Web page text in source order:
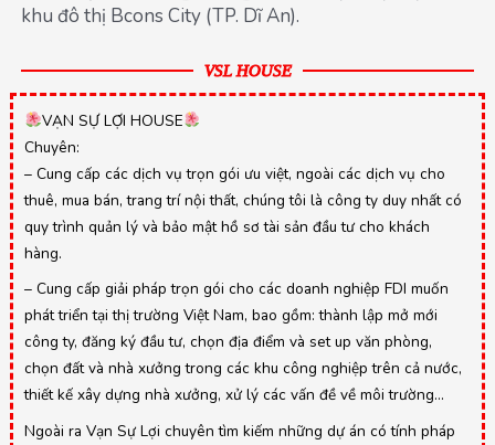
khu đô thị Bcons City (TP. Dĩ An).
VSL HOUSE
VẠN SỰ LỢI HOUSE
Chuyên:
– Cung cấp các dịch vụ trọn gói ưu việt, ngoài các dịch vụ cho
thuê, mua bán, trang trí nội thất, chúng tôi là công ty duy nhất có
quy trình quản lý và bảo mật hồ sơ tài sản đầu tư cho khách
hàng.
– Cung cấp giải pháp trọn gói cho các doanh nghiệp FDI muốn
phát triển tại thị trường Việt Nam, bao gồm: thành lập mở mới
công ty, đăng ký đầu tư, chọn địa điểm và set up văn phòng,
chọn đất và nhà xưởng trong các khu công nghiệp trên cả nước,
thiết kế xây dựng nhà xưởng, xử lý các vấn đề về môi trường…
Ngoài ra Vạn Sự Lợi chuyên tìm kiếm những dự án có tính pháp